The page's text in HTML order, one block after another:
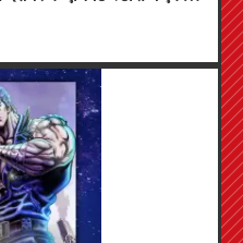
जाएगा, जहाँ आप एक विशेष
(कुल 4 प्रकार) प्राप्त कर